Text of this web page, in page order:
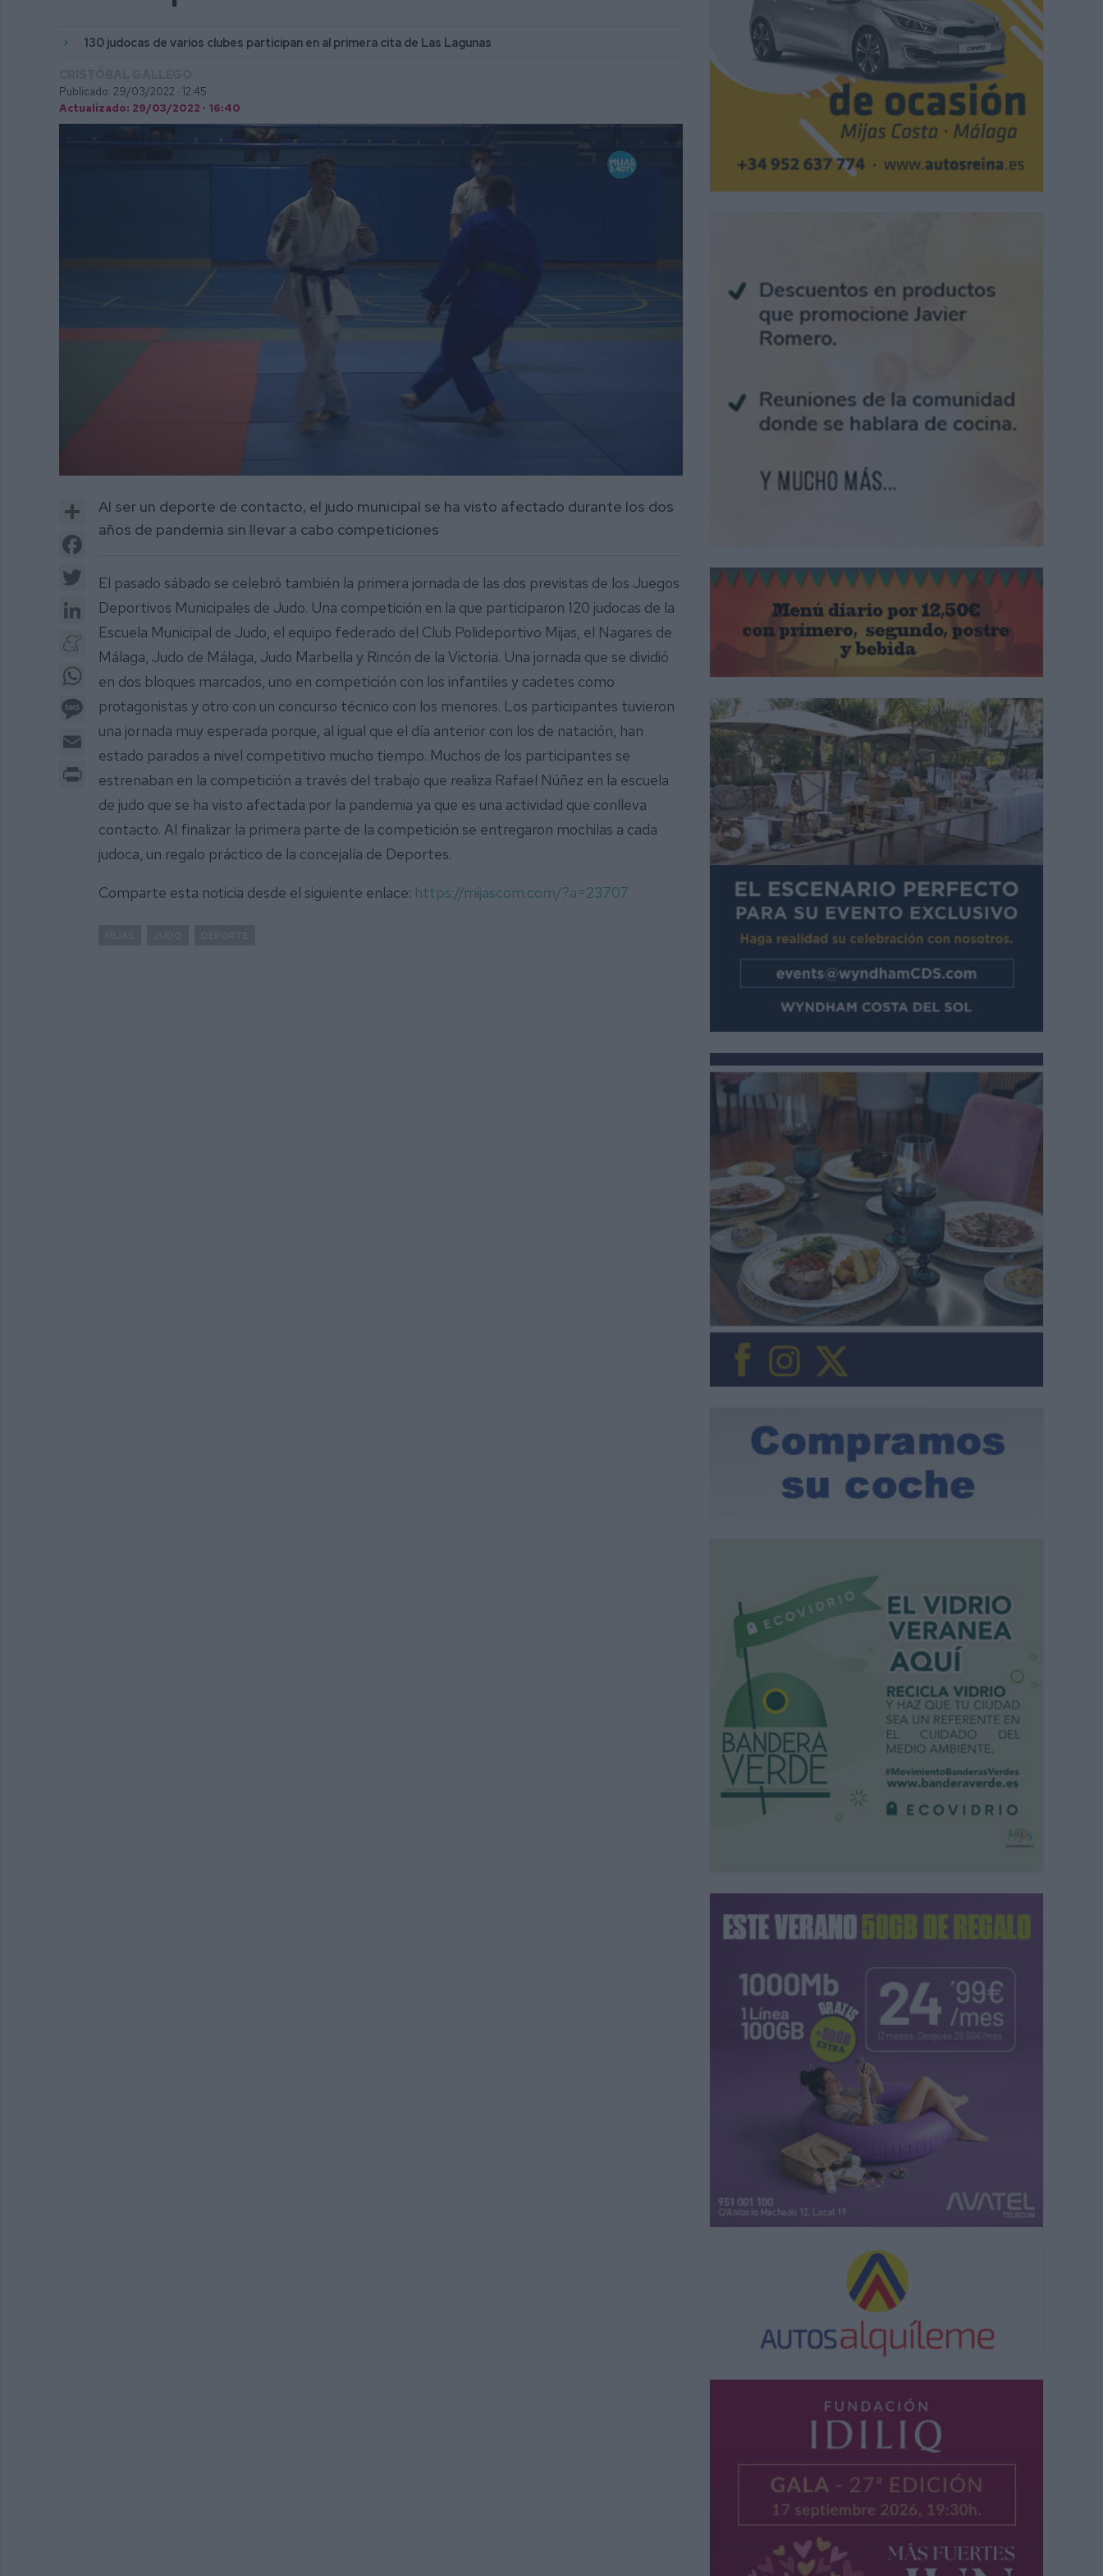
130 judocas de varios clubes participan en al primera cita de Las Lagunas
Publicado: 29/03/2022 · 12:45
Actualizado: 29/03/2022 · 16:40
5
minutes,
37
seconds
Share
Facebook
LinkedIn
Meneame
WhatsApp
Message
Email
Al ser un deporte de contacto, el judo municipal se ha visto afectado durante los dos
años de pandemia sin llevar a cabo competiciones
El pasado sábado se celebró también la primera jornada de las dos previstas de los Juegos
Deportivos Municipales de Judo. Una competición en la que participaron 120 judocas de la
Escuela Municipal de Judo, el equipo federado del Club Polideportivo Mijas, el Nagares de
Málaga, Judo de Málaga, Judo Marbella y Rincón de la Victoria. Una jornada que se dividió
en dos bloques marcados, uno en competición con los infantiles y cadetes como
protagonistas y otro con un concurso técnico con los menores. Los participantes tuvieron
una jornada muy esperada porque, al igual que el día anterior con los de natación, han
estado parados a nivel competitivo mucho tiempo. Muchos de los participantes se
estrenaban en la competición a través del trabajo que realiza Rafael Núñez en la escuela
de judo que se ha visto afectada por la pandemia ya que es una actividad que conlleva
contacto. Al finalizar la primera parte de la competición se entregaron mochilas a cada
judoca, un regalo práctico de la concejalía de Deportes.
Comparte esta noticia desde el siguiente enlace: https://mijascom.com/?a=23707